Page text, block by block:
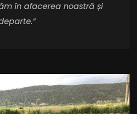
în afacerea noastră și